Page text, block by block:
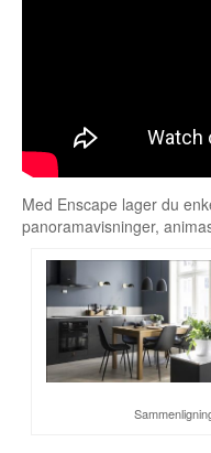
Med Enscape lager du
panoramavisninger,